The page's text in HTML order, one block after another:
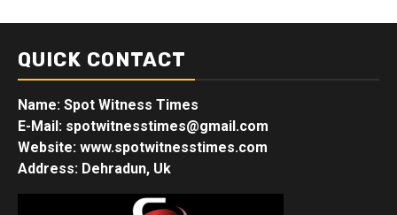
QUICK CONTACT
Name: Spot Witness Times
E-Mail: spotwitnesstimes@gmail.com
Website: www.spotwitnesstimes.com
Address: Dehradun, Uk